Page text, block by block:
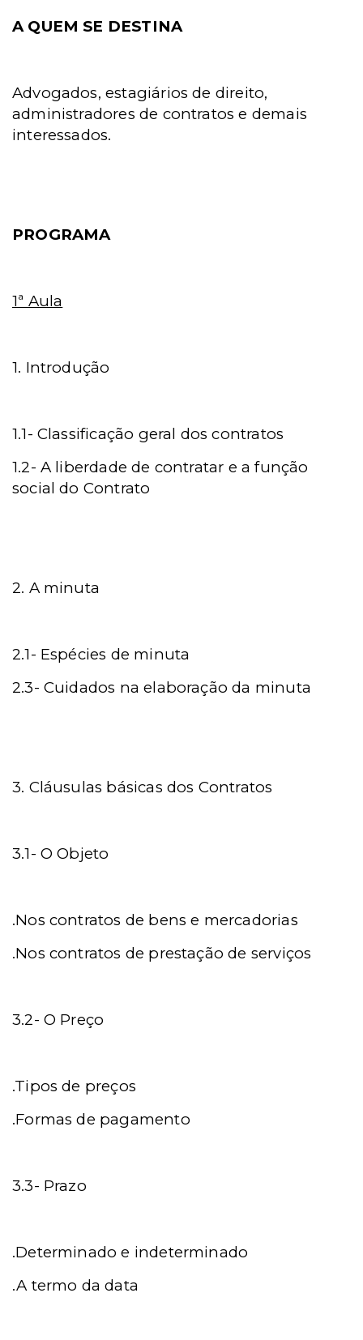
A QUEM SE DESTINA
Advogados, estagiários de direito,
administradores de contratos e demais
interessados.
PROGRAMA
1ª Aula
1. Introdução
1.1- Classificação geral dos contratos
1.2- A liberdade de contratar e a função
social do Contrato
2. A minuta
2.1- Espécies de minuta
2.3- Cuidados na elaboração da minuta
3. Cláusulas básicas dos Contratos
3.1- O Objeto
.Nos contratos de bens e mercadorias
.Nos contratos de prestação de serviços
3.2- O Preço
.Tipos de preços
.Formas de pagamento
3.3- Prazo
.Determinado e indeterminado
.A termo da data